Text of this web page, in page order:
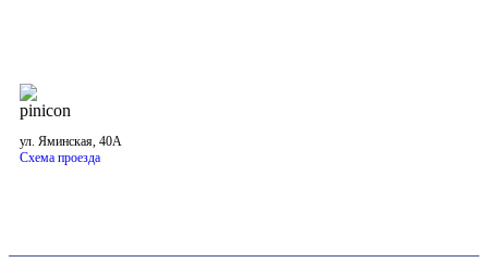
ул. Яминская, 40А
Схема проезда